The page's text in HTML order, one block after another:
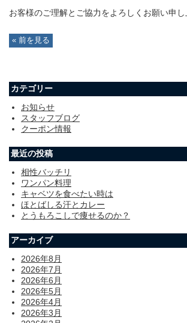
お客様のご理解とご協力をよろしくお願い申し
« 前を見る
カテゴリー
お知らせ
スタッフブログ
クーポン情報
最近の投稿
相性バッチリ
ワンパン料理
キャベツを食べたい時は
ほとばしる汗とカレー
とうもろこしで痩せるのか？
アーカイブ
2026年8月
2026年7月
2026年6月
2026年5月
2026年4月
2026年3月